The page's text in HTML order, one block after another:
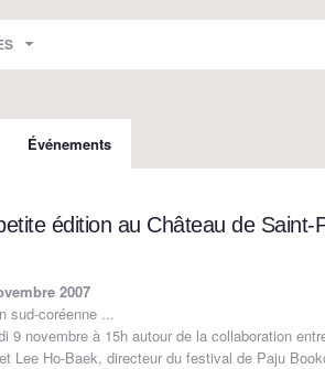
Événements
édition au Château de Saint-
2007
sud-coréenne ...
9 novembre à 15h autour de la collaboration
Lee Ho-Baek, directeur du festival de Paju